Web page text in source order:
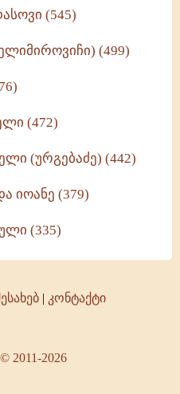
(545)
(499)
(472)
(ურგებაძე) (442)
იოანე (379)
(335)
| კონტაქტი
2011-2026